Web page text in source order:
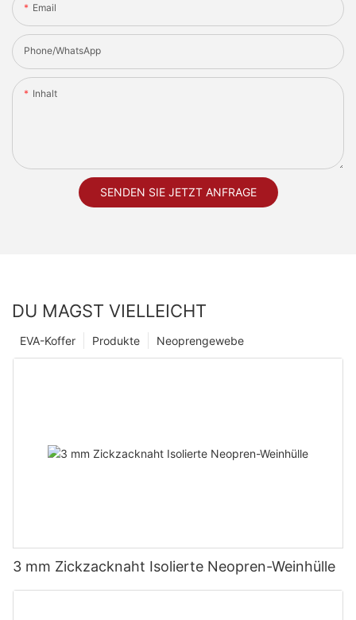
Email
Phone/whatsApp
Inhalt
SENDEN SIE JETZT ANFRAGE
DU MAGST VIELLEICHT
Neoprengewebe
Produkte
EVA-Koffer
3 mm Zickzacknaht Isolierte Neopren-Weinhülle